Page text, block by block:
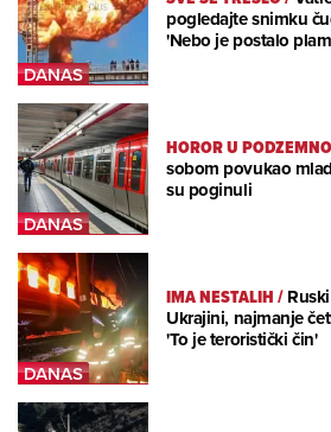
pogledajte snimku
'Nebo je postalo
HOROR U
sobom povukao
su poginuli
IMA NESTALIH/
Ukrajini, najmanje
'To je teroristički čin'